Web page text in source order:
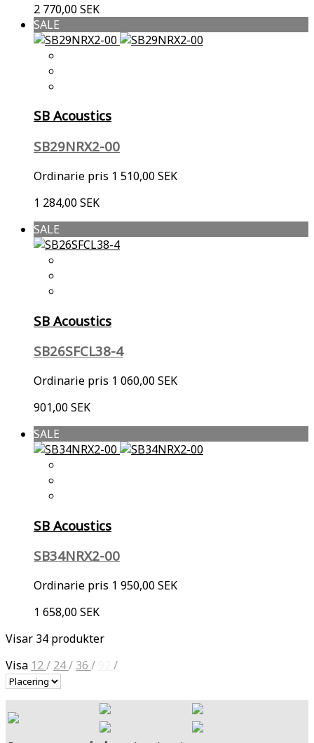
2 770,00 SEK
SALE
SB Acoustics
SB29NRX2-00
Ordinarie pris 1 510,00 SEK
1 284,00 SEK
SALE
SB Acoustics
SB26SFCL38-4
Ordinarie pris 1 060,00 SEK
901,00 SEK
SALE
SB Acoustics
SB34NRX2-00
Ordinarie pris 1 950,00 SEK
1 658,00 SEK
Visar 34 produkter
Visa 12/ 24/ 36 / /